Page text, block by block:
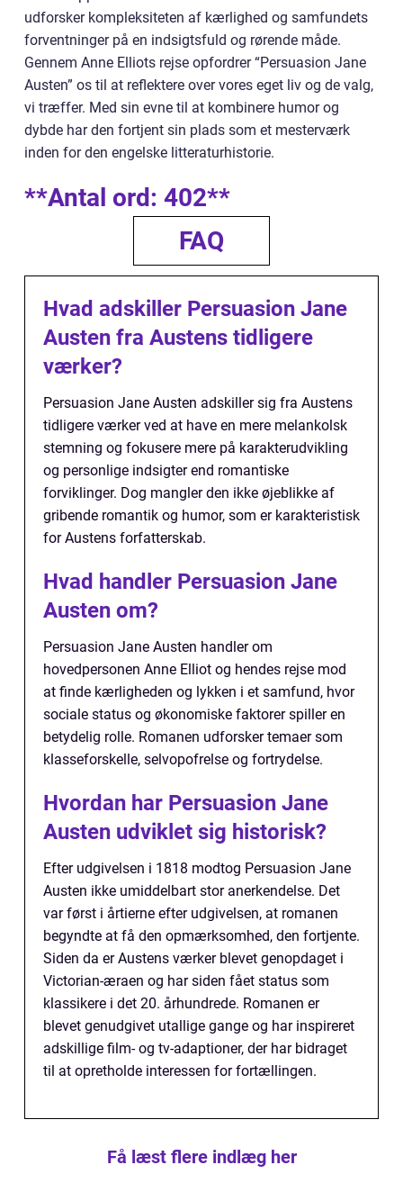
udforsker kompleksiteten af kærlighed og samfundets
forventninger på en indsigtsfuld og rørende måde.
Gennem Anne Elliots rejse opfordrer “Persuasion Jane
Austen” os til at reflektere over vores eget liv og de valg,
vi træffer. Med sin evne til at kombinere humor og
dybde har den fortjent sin plads som et mesterværk
inden for den engelske litteraturhistorie.
**Antal ord: 402**
FAQ
Hvad adskiller Persuasion Jane
Austen fra Austens tidligere
værker?
Persuasion Jane Austen adskiller sig fra Austens
tidligere værker ved at have en mere melankolsk
stemning og fokusere mere på karakterudvikling
og personlige indsigter end romantiske
forviklinger. Dog mangler den ikke øjeblikke af
gribende romantik og humor, som er karakteristisk
for Austens forfatterskab.
Hvad handler Persuasion Jane
Austen om?
Persuasion Jane Austen handler om
hovedpersonen Anne Elliot og hendes rejse mod
at finde kærligheden og lykken i et samfund, hvor
sociale status og økonomiske faktorer spiller en
betydelig rolle. Romanen udforsker temaer som
klasseforskelle, selvopofrelse og fortrydelse.
Hvordan har Persuasion Jane
Austen udviklet sig historisk?
Efter udgivelsen i 1818 modtog Persuasion Jane
Austen ikke umiddelbart stor anerkendelse. Det
var først i årtierne efter udgivelsen, at romanen
begyndte at få den opmærksomhed, den fortjente.
Siden da er Austens værker blevet genopdaget i
Victorian-æraen og har siden fået status som
klassikere i det 20. århundrede. Romanen er
blevet genudgivet utallige gange og har inspireret
adskillige film- og tv-adaptioner, der har bidraget
til at opretholde interessen for fortællingen.
Få læst flere indlæg her